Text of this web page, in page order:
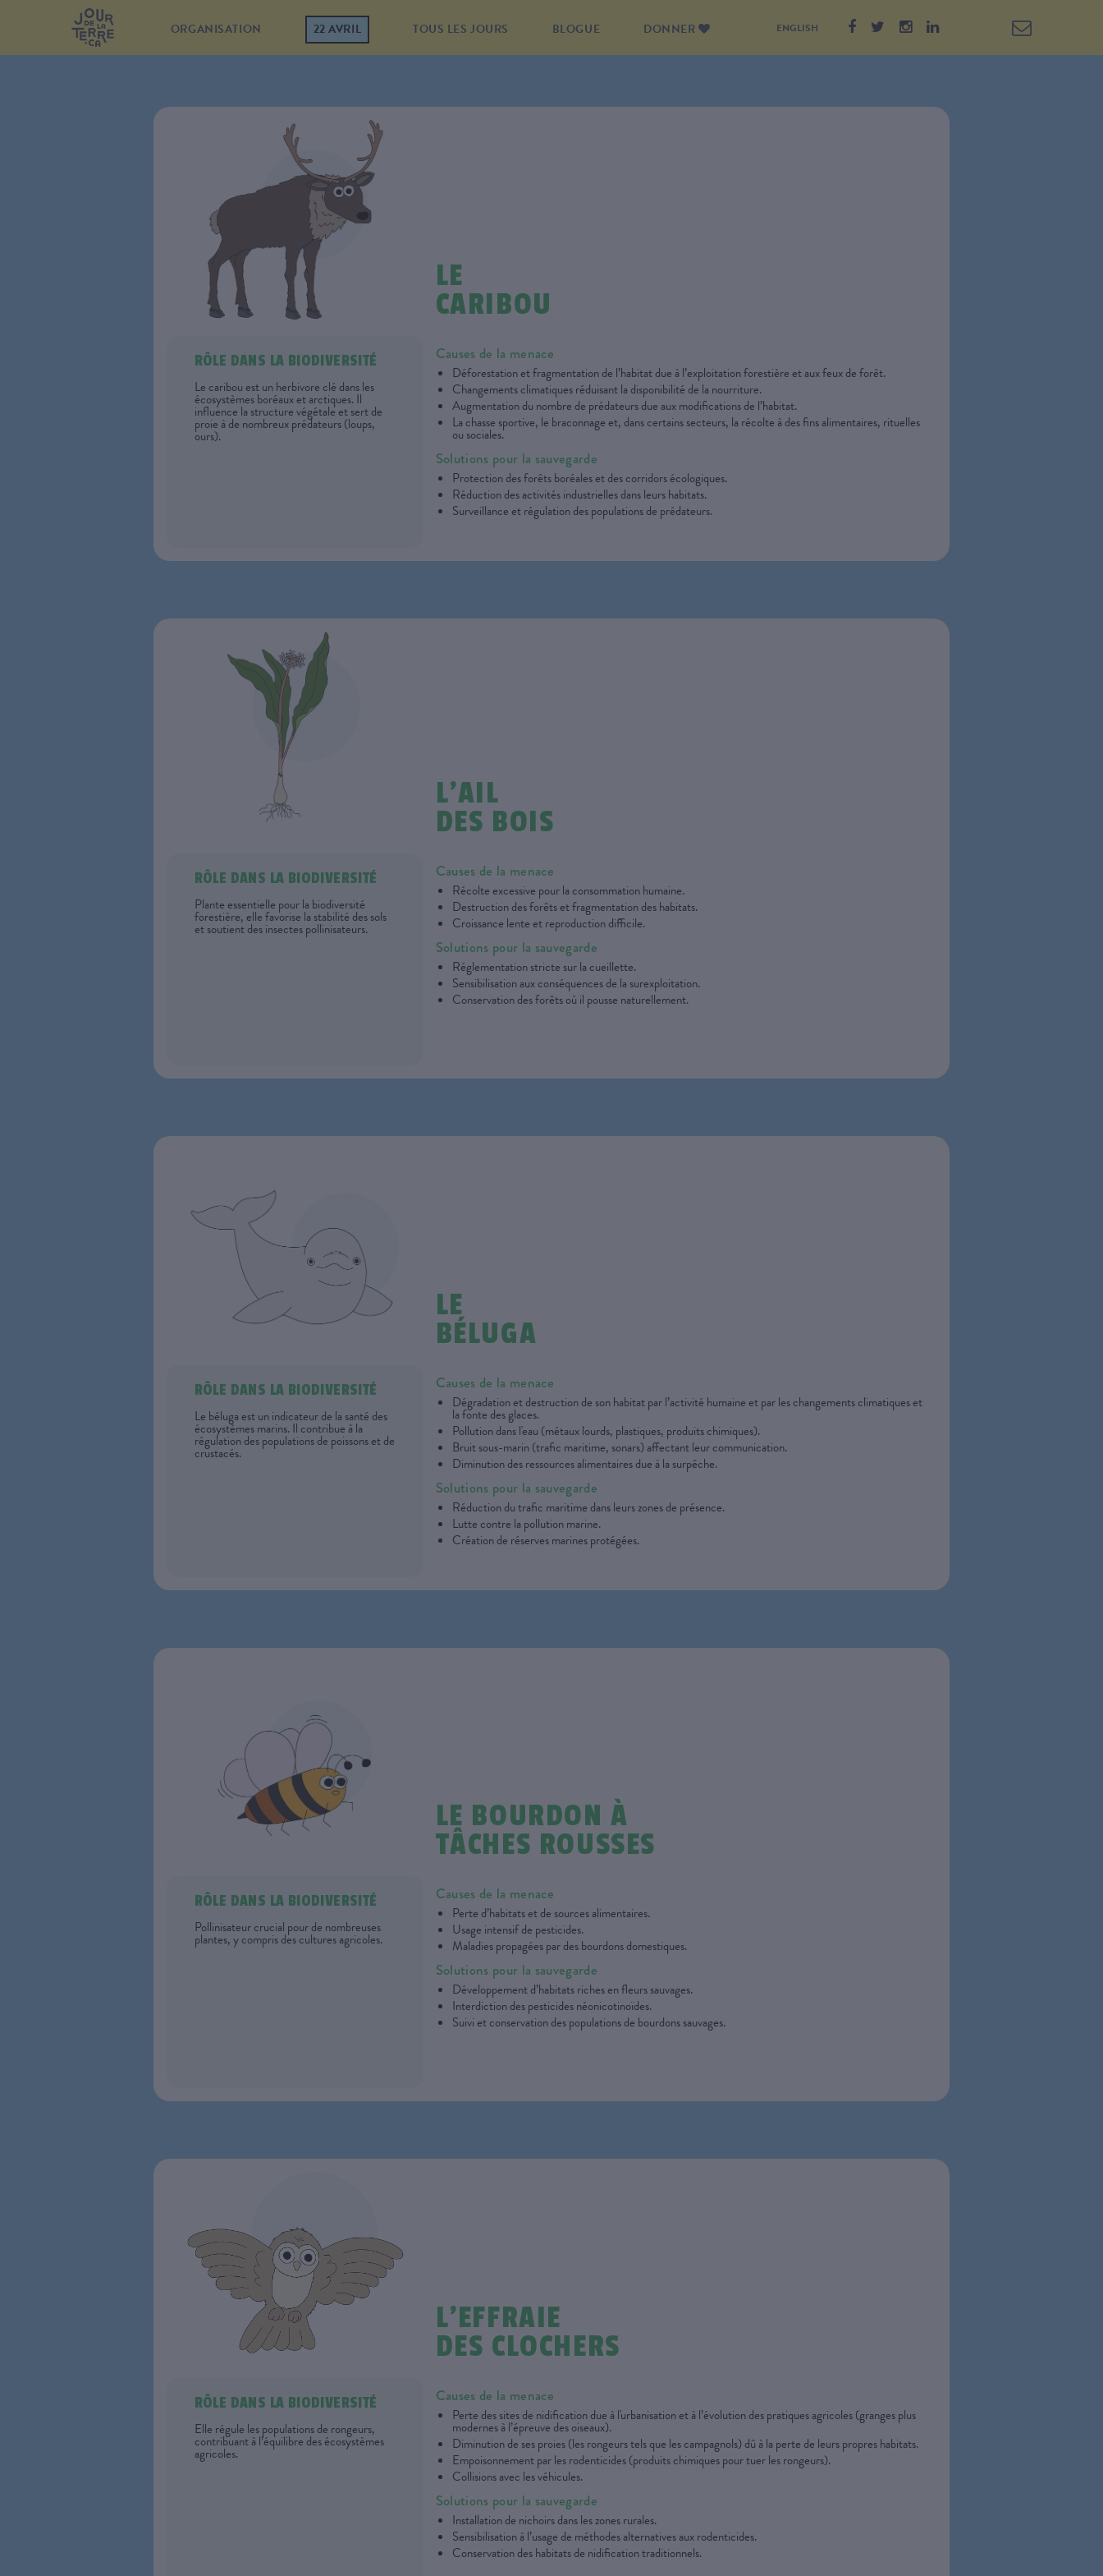
ENGLISH
ORGANISATION 22 AVRIL TOUS LES JOURS BLOGUE DONNER
LE
CARIBOU
RÔLE DANS LA BIODIVERSITÉ
Le caribou est un herbivore clé dans les
écosystèmes boréaux et arctiques. Il
influence la structure végétale et sert de
proie à de nombreux prédateurs (loups,
ours).
Causes de la menace
Déforestation et fragmentation de l’habitat due à l’exploitation forestière et aux feux de forêt.
Changements climatiques réduisant la disponibilité de la nourriture.
Augmentation du nombre de prédateurs due aux modifications de l’habitat.
La chasse sportive, le braconnage et, dans certains secteurs, la récolte à des fins alimentaires, rituelles
ou sociales.
Solutions pour la sauvegarde
Protection des forêts boréales et des corridors écologiques.
Réduction des activités industrielles dans leurs habitats.
Surveillance et régulation des populations de prédateurs.
L’AIL
DES BOIS
RÔLE DANS LA BIODIVERSITÉ
Plante essentielle pour la biodiversité
forestière, elle favorise la stabilité des sols
et soutient des insectes pollinisateurs.
Causes de la menace
Récolte excessive pour la consommation humaine.
Destruction des forêts et fragmentation des habitats.
Croissance lente et reproduction difficile.
Solutions pour la sauvegarde
Réglementation stricte sur la cueillette.
Sensibilisation aux conséquences de la surexploitation.
Conservation des forêts où il pousse naturellement.
LE
BÉLUGA
RÔLE DANS LA BIODIVERSITÉ
Le béluga est un indicateur de la santé des
écosystèmes marins. Il contribue à la
régulation des populations de poissons et de
crustacés.
Causes de la menace
Dégradation et destruction de son habitat par l’activité humaine et par les changements climatiques et
la fonte des glaces.
Pollution dans l'eau (métaux lourds, plastiques, produits chimiques).
Bruit sous-marin (trafic maritime, sonars) affectant leur communication.
Diminution des ressources alimentaires due à la surpêche.
Solutions pour la sauvegarde
Réduction du trafic maritime dans leurs zones de présence.
Lutte contre la pollution marine.
Création de réserves marines protégées.
LE BOURDON À
TÂCHES ROUSSES
RÔLE DANS LA BIODIVERSITÉ
Pollinisateur crucial pour de nombreuses
plantes, y compris des cultures agricoles.
Causes de la menace
Perte d’habitats et de sources alimentaires.
Usage intensif de pesticides.
Maladies propagées par des bourdons domestiques.
Solutions pour la sauvegarde
Développement d’habitats riches en fleurs sauvages.
Interdiction des pesticides néonicotinoïdes.
Suivi et conservation des populations de bourdons sauvages.
L’EFFRAIE
DES CLOCHERS
RÔLE DANS LA BIODIVERSITÉ
Elle régule les populations de rongeurs,
contribuant à l’équilibre des écosystèmes
agricoles.
Causes de la menace
Perte des sites de nidification due à l'urbanisation et à l’évolution des pratiques agricoles (granges plus
modernes à l’épreuve des oiseaux).
Diminution de ses proies (les rongeurs tels que les campagnols) dû à la perte de leurs propres habitats.
Empoisonnement par les rodenticides (produits chimiques pour tuer les rongeurs).
Collisions avec les véhicules.
Solutions pour la sauvegarde
Installation de nichoirs dans les zones rurales.
Sensibilisation à l’usage de méthodes alternatives aux rodenticides.
Conservation des habitats de nidification traditionnels.